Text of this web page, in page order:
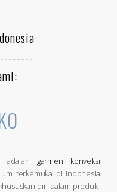
adalah garmen konveksi
terkemuka di Indonesia
diri dalam produk-